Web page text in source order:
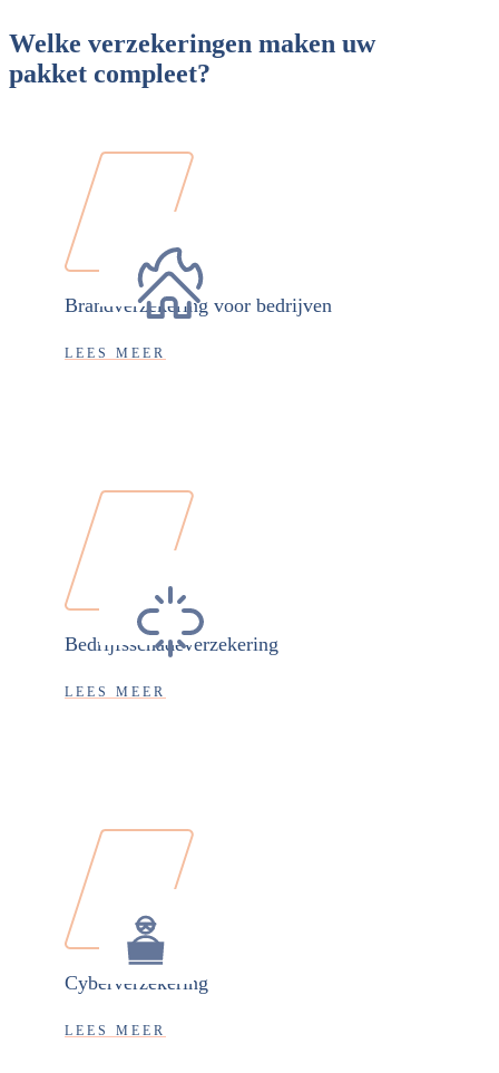
Welke verzekeringen maken uw
pakket compleet?
Brandverzekering voor bedrijven
LEES MEER
Bedrijfsschadeverzekering
LEES MEER
Cyberverzekering
LEES MEER